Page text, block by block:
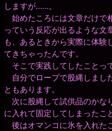
しますが……。
始めたころには文章だけで
っていう反応が出るような文
も、あるときから実際に体験
てきちゃったんです。
そこで実践してしたことっ
自分でロープで股縄しまし
ともあります。
次に股縄して試供品のかな
に入れて固定してしまったこ
後はオマンコに氷を入れた